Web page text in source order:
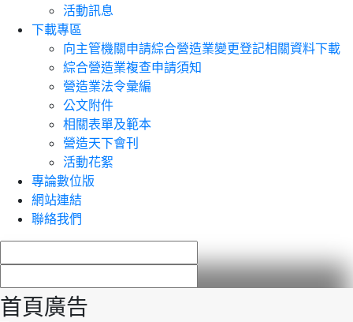
活動訊息
下載專區
向主管機關申請綜合營造業變更登記相關資料下載
綜合營造業複查申請須知
營造業法令彙編
公文附件
相關表單及範本
營造天下會刊
活動花絮
專論數位版
網站連結
聯絡我們
首頁廣告